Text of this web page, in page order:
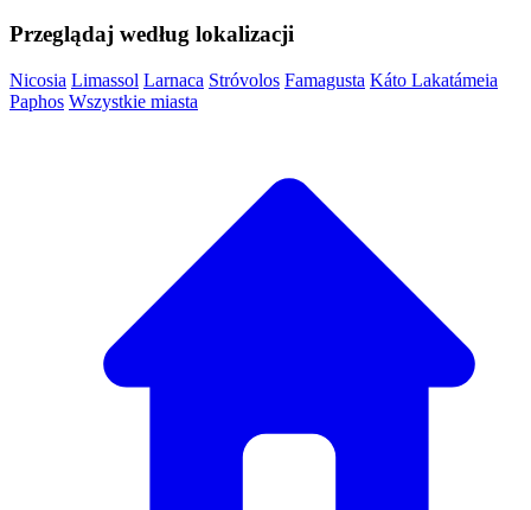
Przeglądaj według lokalizacji
Nicosia Limassol Larnaca Stróvolos Famagusta Káto Lakatámeia
Paphos Wszystkie miasta